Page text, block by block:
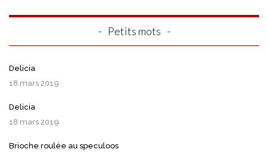
Petits mots
Delicia
18 mars 2019
Delicia
18 mars 2019
Brioche roulée au speculoos